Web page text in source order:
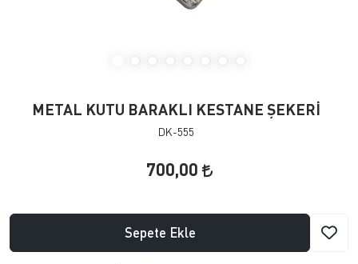
METAL KUTU BARAKLI KESTANE ŞEKERİ
DK-555
700,00
Sepete Ekle